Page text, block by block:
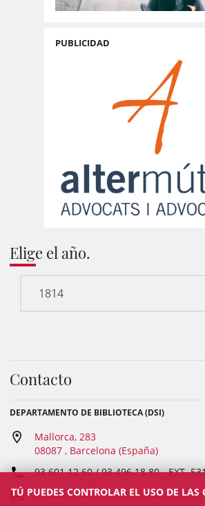
PUBLICIDAD
Elige el año.
Contacto
DEPARTAMENTO DE BIBLIOTECA (DSI)
Mallorca, 283
08087 , Barcelona (España)
93 601 12 60 / 93 496 18 80- EXT.
bibliodsi@icab.cat; icabdsi@icab.cat
TÚ PUEDES CONTROLAR EL USO DE LAS